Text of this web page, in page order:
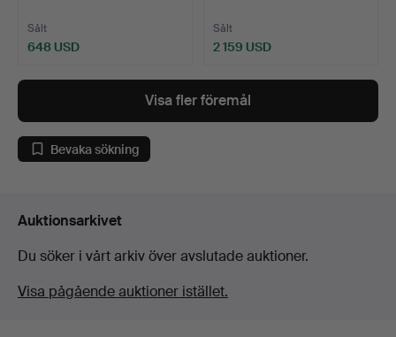
Sålt
648 USD
Sålt
2 159 USD
Visa fler föremål
Bevaka sökning
Auktionsarkivet
Du söker i vårt arkiv över avslutade auktioner.
Visa pågående auktioner istället.